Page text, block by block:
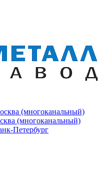
(многоканальный)
(многоканальный)
Петербург